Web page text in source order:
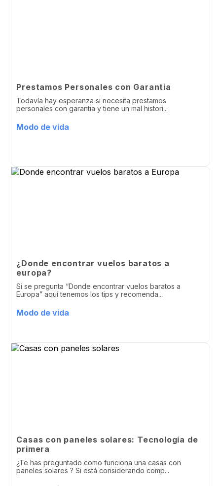
Prestamos Personales con Garantia
Todavía hay esperanza si necesita prestamos
personales con garantia y tiene un mal histori...
Modo de vida
¿Donde encontrar vuelos baratos a
europa?
Si se pregunta “Donde encontrar vuelos baratos a
Europa” aquí tenemos los tips y recomenda...
Modo de vida
Casas con paneles solares: Tecnología de
primera
¿Te has preguntado como funciona una casas con
paneles solares ? Si está considerando comp...